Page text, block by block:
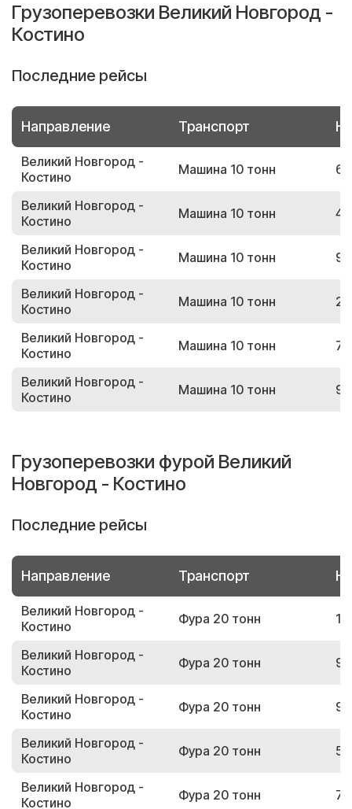
Грузоперевозки Великий Новгород -
Костино
Последние рейсы
Направление Транспорт
Великий Новгород -
Костино
Машина 10 тонн
Великий Новгород -
Костино
Машина 10 тонн
Великий Новгород -
Костино
Машина 10 тонн
Великий Новгород -
Костино
Машина 10 тонн
Великий Новгород -
Костино
Машина 10 тонн
Великий Новгород -
Костино
Машина 10 тонн
Грузоперевозки фурой Великий
Новгород - Костино
Последние рейсы
Направление Транспорт
Великий Новгород -
Костино
Фура 20 тонн
Великий Новгород -
Костино
Фура 20 тонн
Великий Новгород -
Костино
Фура 20 тонн
Великий Новгород -
Костино
Фура 20 тонн
Великий Новгород -
Костино
Фура 20 тонн